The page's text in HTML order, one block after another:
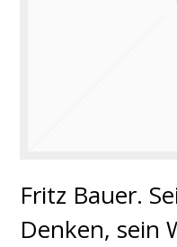
Fritz Bauer.
Denken, sein